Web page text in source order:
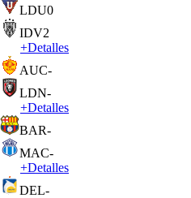
LDU0
IDV2
+Detalles
AUC-
LDN-
+Detalles
BAR-
MAC-
+Detalles
DEL-